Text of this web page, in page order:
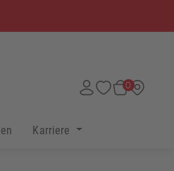
0
Karriere